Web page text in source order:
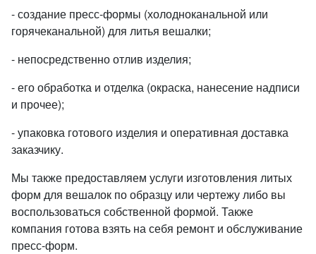
- создание пресс-формы (холодноканальной или
горячеканальной) для литья вешалки;
- непосредственно отлив изделия;
- его обработка и отделка (окраска, нанесение надписи
и прочее);
- упаковка готового изделия и оперативная доставка
заказчику.
Мы также предоставляем услуги изготовления литых
форм для вешалок по образцу или чертежу либо вы
воспользоваться собственной формой. Также
компания готова взять на себя ремонт и обслуживание
пресс-форм.